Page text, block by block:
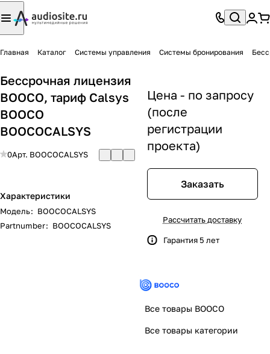
Главная Каталог Системы управления Системы бронирования
Бессрочная лицензия
BOOCO, тариф Calsys
BOOCO
BOOCOCALSYS
0Арт. BOOCOCALSYS
Характеристики
Модель: BOOCOCALSYS
Partnumber: BOOCOCALSYS
Цена - по запросу
(после
регистрации
проекта)
Заказать
Рассчитать доставку
Гарантия 5 лет
Все товары BOOCO
Все товары категории